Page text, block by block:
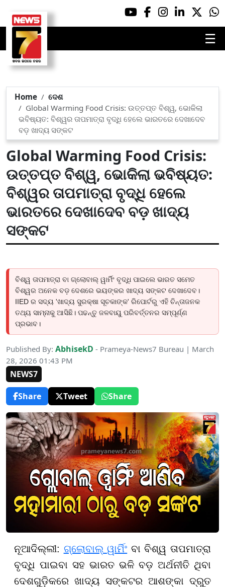
☰
Home
ଦେଶ
Global Warming Food Crisis: ଉତ୍ତପ୍ତ ବିଶ୍ୱ, ଭୋକିଲା
ଭବିଷ୍ୟତ: ବିଶ୍ୱର ତାପମାତ୍ରା ବୃଦ୍ଧି ହେଲେ ଭାରତରେ ଦେଖାଦେବ
ବଡ଼ ଖାଦ୍ୟ ସଙ୍କଟ
Global Warming Food Crisis:
ଉତ୍ତପ୍ତ ବିଶ୍ୱ, ଭୋକିଲା ଭବିଷ୍ୟତ:
ବିଶ୍ୱର ତାପମାତ୍ରା ବୃଦ୍ଧି ହେଲେ
ଭାରତରେ ଦେଖାଦେବ ବଡ଼ ଖାଦ୍ୟ
ସଙ୍କଟ
ବିଶ୍ୱ ତାପମାତ୍ରା ବା ଗ୍ଲୋବାଲ୍ ୱାର୍ମିଂ ବୃଦ୍ଧି ପାଇଲେ ଭାରତ ସମେତ
ବିଶ୍ୱର ଅନେକ ବଡ଼ ଦେଶରେ ଭୟଙ୍କର ଖାଦ୍ୟ ସଙ୍କଟ ଦେଖାଦେବ।
IIED ର ସଦ୍ୟ 'ଖାଦ୍ୟ ସୁରକ୍ଷା ସୂଚକାଙ୍କ' ରିପୋର୍ଟରୁ ଏହି ଚିନ୍ତାଜନକ
ତଥ୍ୟ ସାମ୍ନାକୁ ଆସିଛି। ପଢନ୍ତୁ ଜଳବାୟୁ ପରିବର୍ତ୍ତନର ସମ୍ପୂର୍ଣ୍ଣ
ପ୍ରଭାବ।
Published By: AbhisekD - Prameya-News7 Bureau | March
28, 2026 01:43 PM
NEWS7
Share
Tweet Share
ନୂଆଦିଲ୍ଲୀ: ଗ୍ଲୋବାଲ୍ ୱାର୍ମିଂ ବା ବିଶ୍ୱ ତାପମାତ୍ରା
ବୃଦ୍ଧି ପାଇବା ସହ ଭାରତ ଭଳି ବଡ଼ ଅର୍ଥନୀତି ଥିବା
ଦେଶଗୁଡ଼ିକରେ ଖାଦ୍ୟ ସଙ୍କଟର ଆଶଙ୍କା ଦ୍ରୁତ